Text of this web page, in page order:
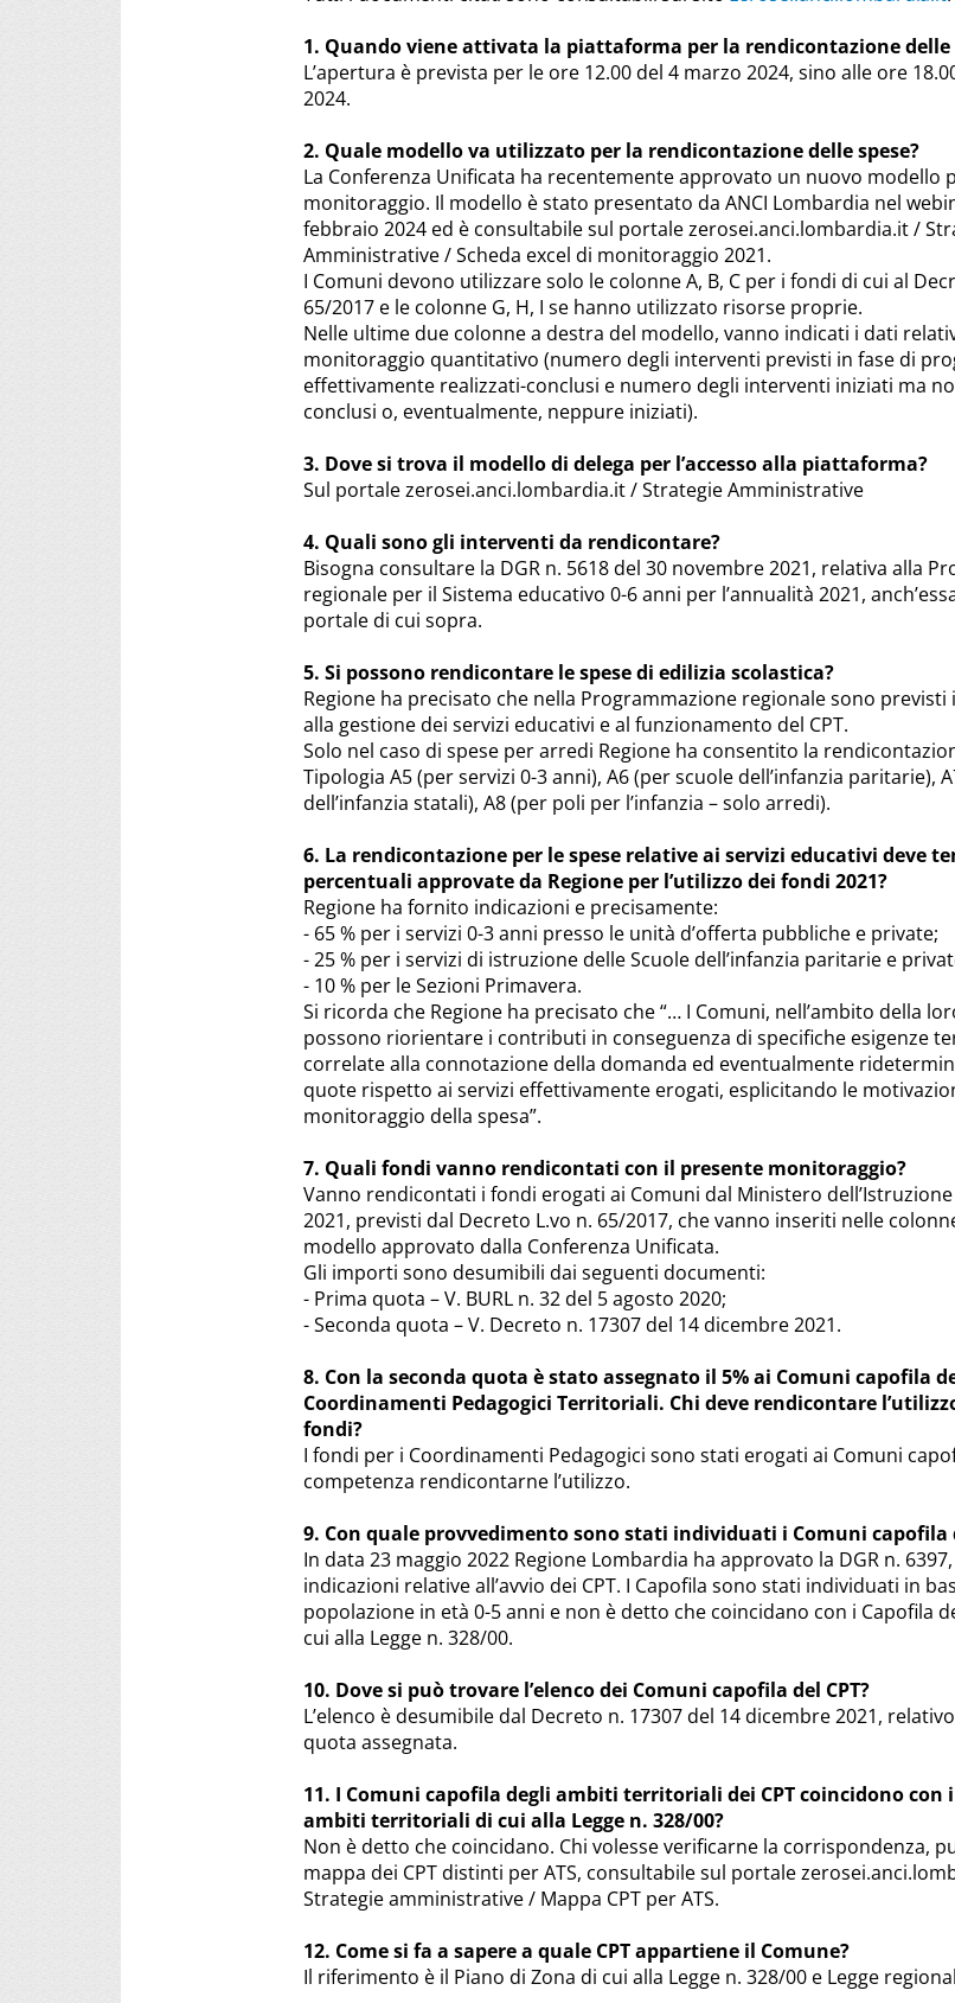
1. Quando viene attivata la piattaforma per la rendicontazione delle
L’apertura è prevista per le ore 12.00 del 4 marzo 2024, sino alle ore
2024.
2. Quale modello va utilizzato per la rendicontazione delle spese?
La Conferenza Unificata ha recentemente approvato un nuovo modello
monitoraggio. Il modello è stato presentato da ANCI Lombardia nel
febbraio 2024 ed è consultabile sul portale zerosei.anci.lombardia.it /
Amministrative / Scheda excel di monitoraggio 2021.
I Comuni devono utilizzare solo le colonne A, B, C per i fondi di cui al
65/2017 e le colonne G, H, I se hanno utilizzato risorse proprie.
Nelle ultime due colonne a destra del modello, vanno indicati i dati
monitoraggio quantitativo (numero degli interventi previsti in fase di
effettivamente realizzati-conclusi e numero degli interventi iniziati ma
conclusi o, eventualmente, neppure iniziati).
3. Dove si trova il modello di delega per l’accesso alla piattaforma?
Sul portale zerosei.anci.lombardia.it / Strategie Amministrative
4. Quali sono gli interventi da rendicontare?
Bisogna consultare la DGR n. 5618 del 30 novembre 2021, relativa alla
regionale per il Sistema educativo 0-6 anni per l’annualità 2021,
portale di cui sopra.
5. Si possono rendicontare le spese di edilizia scolastica?
Regione ha precisato che nella Programmazione regionale sono
alla gestione dei servizi educativi e al funzionamento del CPT.
Solo nel caso di spese per arredi Regione ha consentito la
Tipologia A5 (per servizi 0-3 anni), A6 (per scuole dell’infanzia paritarie),
dell’infanzia statali), A8 (per poli per l’infanzia – solo arredi).
6. La rendicontazione per le spese relative ai servizi educativi deve
percentuali approvate da Regione per l’utilizzo dei fondi 2021?
Regione ha fornito indicazioni e precisamente:
- 65 % per i servizi 0-3 anni presso le unità d’offerta pubbliche e private;
- 25 % per i servizi di istruzione delle Scuole dell’infanzia paritarie e
- 10 % per le Sezioni Primavera.
Si ricorda che Regione ha precisato che “… I Comuni, nell’ambito della
possono riorientare i contributi in conseguenza di specifiche esigenze
correlate alla connotazione della domanda ed eventualmente
quote rispetto ai servizi effettivamente erogati, esplicitando le
monitoraggio della spesa”.
7. Quali fondi vanno rendicontati con il presente monitoraggio?
Vanno rendicontati i fondi erogati ai Comuni dal Ministero dell’Istruzione
2021, previsti dal Decreto L.vo n. 65/2017, che vanno inseriti nelle
modello approvato dalla Conferenza Unificata.
Gli importi sono desumibili dai seguenti documenti:
- Prima quota – V. BURL n. 32 del 5 agosto 2020;
- Seconda quota – V. Decreto n. 17307 del 14 dicembre 2021.
8. Con la seconda quota è stato assegnato il 5% ai Comuni capofila
Coordinamenti Pedagogici Territoriali. Chi deve rendicontare
fondi?
I fondi per i Coordinamenti Pedagogici sono stati erogati ai Comuni
competenza rendicontarne l’utilizzo.
9. Con quale provvedimento sono stati individuati i Comuni capofila
In data 23 maggio 2022 Regione Lombardia ha approvato la DGR n.
indicazioni relative all’avvio dei CPT. I Capofila sono stati individuati in
popolazione in età 0-5 anni e non è detto che coincidano con i Capofila
cui alla Legge n. 328/00.
10. Dove si può trovare l’elenco dei Comuni capofila del CPT?
L’elenco è desumibile dal Decreto n. 17307 del 14 dicembre 2021,
quota assegnata.
11. I Comuni capofila degli ambiti territoriali dei CPT coincidono con
ambiti territoriali di cui alla Legge n. 328/00?
Non è detto che coincidano. Chi volesse verificarne la corrispondenza,
mappa dei CPT distinti per ATS, consultabile sul portale
Strategie amministrative / Mappa CPT per ATS.
12. Come si fa a sapere a quale CPT appartiene il Comune?
Il riferimento è il Piano di Zona di cui alla Legge n. 328/00 e Legge